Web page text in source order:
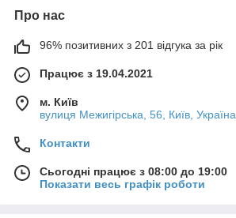
Про нас
96% позитивних з 201 відгука за рік
Працює з 19.04.2021
м. Київ
вулиця Межигірська, 56, Київ, Україна
Контакти
Сьогодні працює з 08:00 до 19:00
Показати весь графік роботи